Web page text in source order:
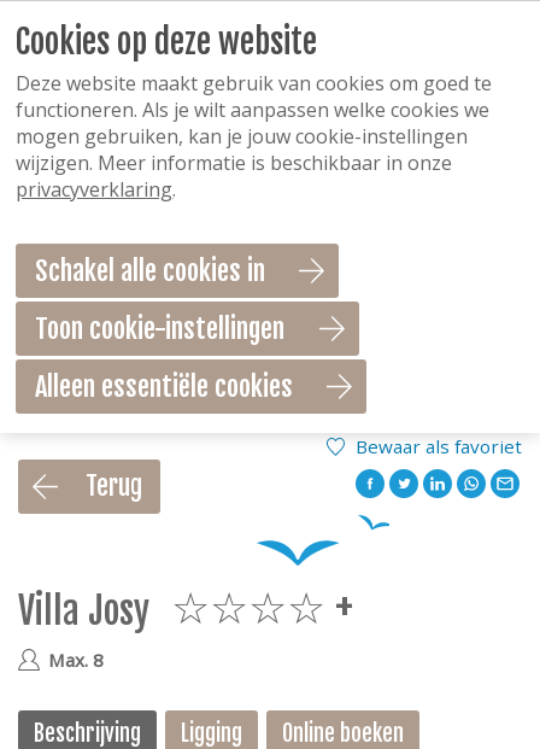
Bewaar als favoriet
Terug
Villa Josy
Max. 8
Beschrijving Ligging Online boeken
Cookies op deze website
Deze website maakt gebruik van cookies om goed te
functioneren. Als je wilt aanpassen welke cookies we
mogen gebruiken, kan je jouw cookie-instellingen
wijzigen. Meer informatie is beschikbaar in onze
privacyverklaring.
Schakel alle cookies in
Toon cookie-instellingen
Alleen essentiële cookies